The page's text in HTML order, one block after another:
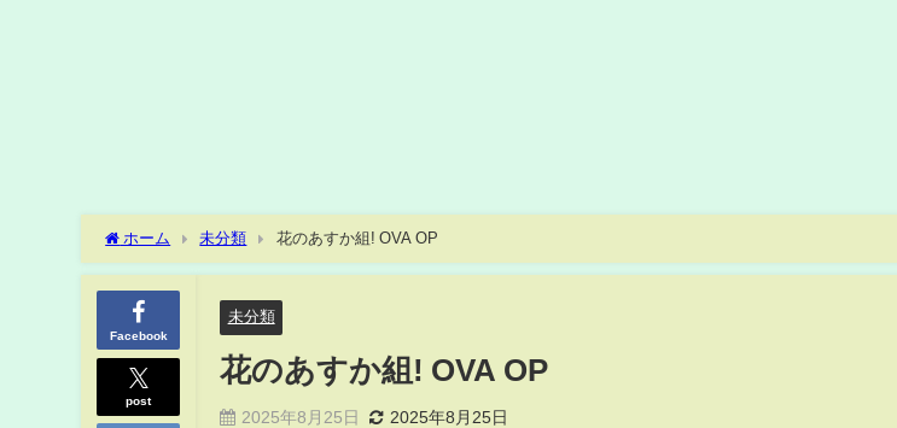
ホーム 未分類 花のあすか組! OVA OP
Facebook
post
未分類
花のあすか組! OVA OP
2025年8月25日 2025年8月25日